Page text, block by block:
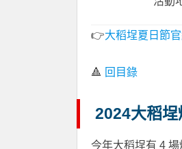
👉大稻埕夏日節
🔺 回目錄
2024大稻埕
今年大稻埕有 4